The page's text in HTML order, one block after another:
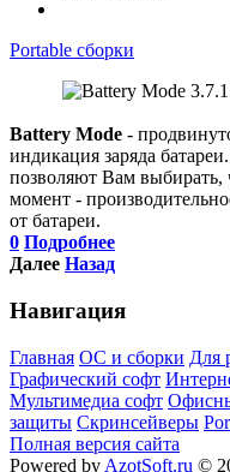
Portable сборки
Battery Mode -
индикация заряда
позволяют Вам
момент -
от батареи.
0 Подробнее
Далее Назад
Навигация
Главная ОС и сборки Для
Графический софт
Мультимедиа софт
защиты Скринсейверы
Полная версия сайта
Powered by AzotSoft.ru ©